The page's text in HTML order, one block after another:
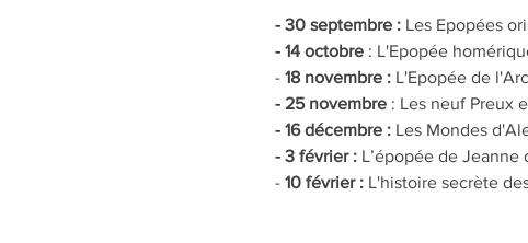
- 30 septembre : Les Epopées
- 14 octobre : L'Epopée
- 18 novembre : L'Epopée de
- 25 novembre : Les neuf Preux
- 16 décembre : Les Mondes
- 3 février : L’épopée de Jeanne
- 10 février : L'histoire secrète